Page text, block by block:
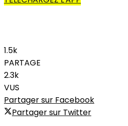
1.5k
PARTAGE
2.3k
VUS
Partager sur Facebook
Partager sur Twitter